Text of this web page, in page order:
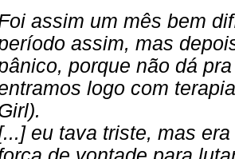
assim um mês bem
assim, mas
porque não dá
logo com
eu tava triste, mas